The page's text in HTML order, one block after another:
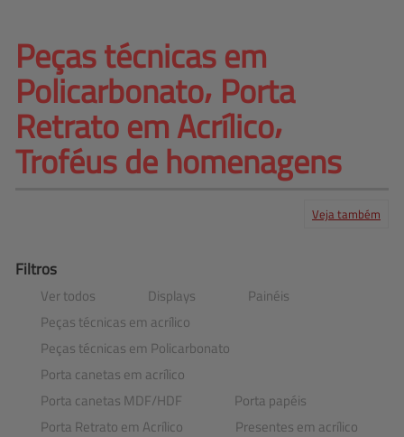
Peças técnicas em
Policarbonato⸴ Porta
Retrato em Acrílico⸴
Troféus de homenagens
Veja também
Filtros
Ver todos Displays
Painéis
Peças técnicas em acrílico
Peças técnicas em Policarbonato
Porta canetas em acrílico
Porta canetas MDF​/​HDF
Porta papéis
Porta Retrato em Acrílico
Presentes em acrílico